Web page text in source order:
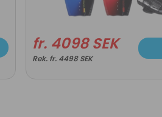
fr. 4098 SEK
fr. 4498 SEK